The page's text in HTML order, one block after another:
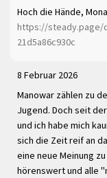
Hoch die Hände,
https://steady.page/
21d5a86c930c
8 Februar 2026
Manowar zählen zu
Jugend. Doch seit
und ich habe mich
sich die Zeit reif an
eine neue Meinung
hörenswert und alle